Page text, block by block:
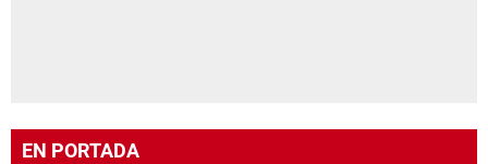
EN PORTADA